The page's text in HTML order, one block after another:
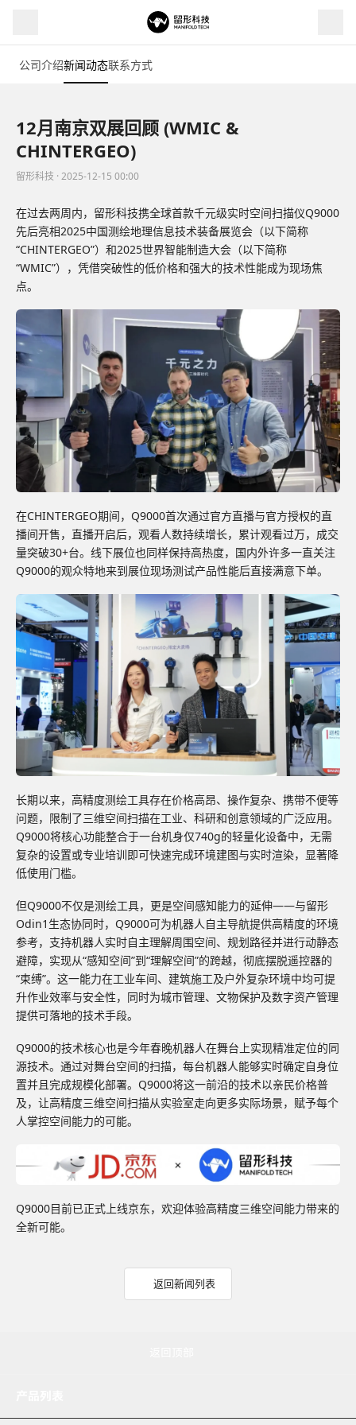
公司介绍新闻动态联系方式
12月南京双展回顾 (WMIC &
CHINTERGEO)
留形科技 · 2025-12-15 00:00
在过去两周内，留形科技携全球首款千元级实时空间扫描仪Q9000
先后亮相2025中国测绘地理信息技术装备展览会（以下简称
“CHINTERGEO”）和2025世界智能制造大会（以下简称
“WMIC”），凭借突破性的低价格和强大的技术性能成为现场焦
点。
在CHINTERGEO期间，Q9000首次通过官方直播与官方授权的直
播间开售，直播开启后，观看人数持续增长，累计观看过万，成交
量突破30+台。线下展位也同样保持高热度，国内外许多一直关注
Q9000的观众特地来到展位现场测试产品性能后直接满意下单。
长期以来，高精度测绘工具存在价格高昂、操作复杂、携带不便等
问题，限制了三维空间扫描在工业、科研和创意领域的广泛应用。
Q9000将核心功能整合于一台机身仅740g的轻量化设备中，无需
复杂的设置或专业培训即可快速完成环境建图与实时渲染，显著降
低使用门槛。
但Q9000不仅是测绘工具，更是空间感知能力的延伸——与留形
Odin1生态协同时，Q9000可为机器人自主导航提供高精度的环境
参考，支持机器人实时自主理解周围空间、规划路径并进行动静态
避障，实现从“感知空间”到“理解空间”的跨越，彻底摆脱遥控器的
“束缚”。这一能力在工业车间、建筑施工及户外复杂环境中均可提
升作业效率与安全性，同时为城市管理、文物保护及数字资产管理
提供可落地的技术手段。
Q9000的技术核心也是今年春晚机器人在舞台上实现精准定位的同
源技术。通过对舞台空间的扫描，每台机器人能够实时确定自身位
置并且完成规模化部署。Q9000将这一前沿的技术以亲民价格普
及，让高精度三维空间扫描从实验室走向更多实际场景，赋予每个
人掌控空间能力的可能。
Q9000目前已正式上线京东，欢迎体验高精度三维空间能力带来的
全新可能。
返回新闻列表